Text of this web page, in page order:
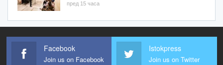
пред 15 часа
Facebook
Join us on Facebook
Istokpress
Join us on Twitter